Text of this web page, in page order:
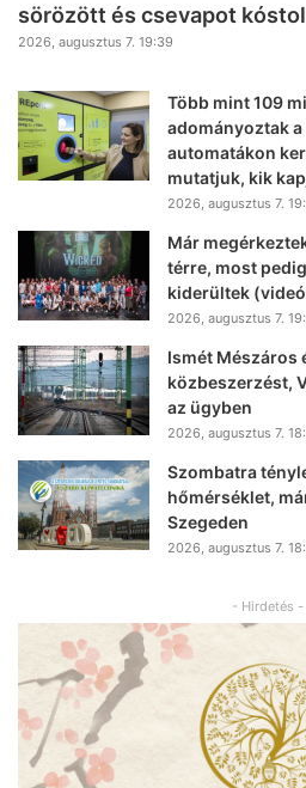
sörözött és csevapot
2026, augusztus 7. 19:39
Több mint 109
adományoztak
automatákon
mutatjuk, kik
2026, augusztus 7.
Már
térre, most
kiderültek
2026, augusztus 7.
Ismét Mészáros
közbeszerzést,
az ügyben
2026, augusztus 7.
Szombatra
hőmérséklet,
Szegeden
2026, augusztus 7.
- Hirdetés -